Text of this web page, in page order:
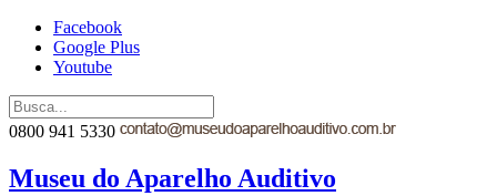
Facebook
Google Plus
Youtube
0800 941 5330
Museu do Aparelho Auditivo